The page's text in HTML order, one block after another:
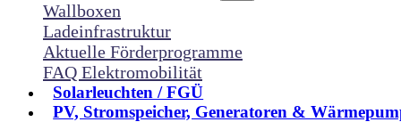
Wallboxen
Ladeinfrastruktur
Aktuelle Förderprogramme
FAQ Elektromobilität
Solarleuchten / FGÜ
PV, Stromspeicher, Generatoren &